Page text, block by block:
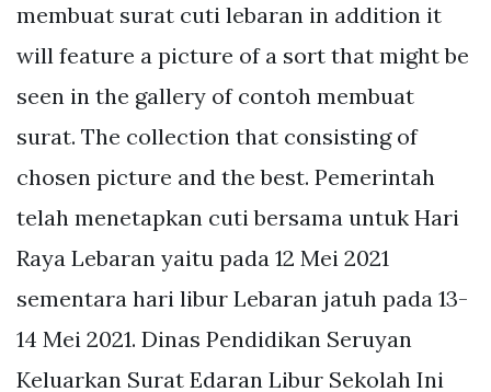
membuat surat cuti lebaran in addition it
will feature a picture of a sort that might be
seen in the gallery of contoh membuat
surat. The collection that consisting of
chosen picture and the best. Pemerintah
telah menetapkan cuti bersama untuk Hari
Raya Lebaran yaitu pada 12 Mei 2021
sementara hari libur Lebaran jatuh pada 13-
14 Mei 2021. Dinas Pendidikan Seruyan
Keluarkan Surat Edaran Libur Sekolah Ini